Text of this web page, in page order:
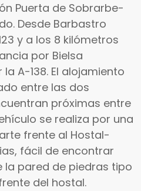
Puerta de Sobrarbe-
Desde Barbastro
y a los 8 kilómetros
por Bielsa
A-138. El alojamiento
entre las dos
próximas entre
se realiza por una
frente al Hostal-
fácil de encontrar
la pared de piedras tipo
del hostal.